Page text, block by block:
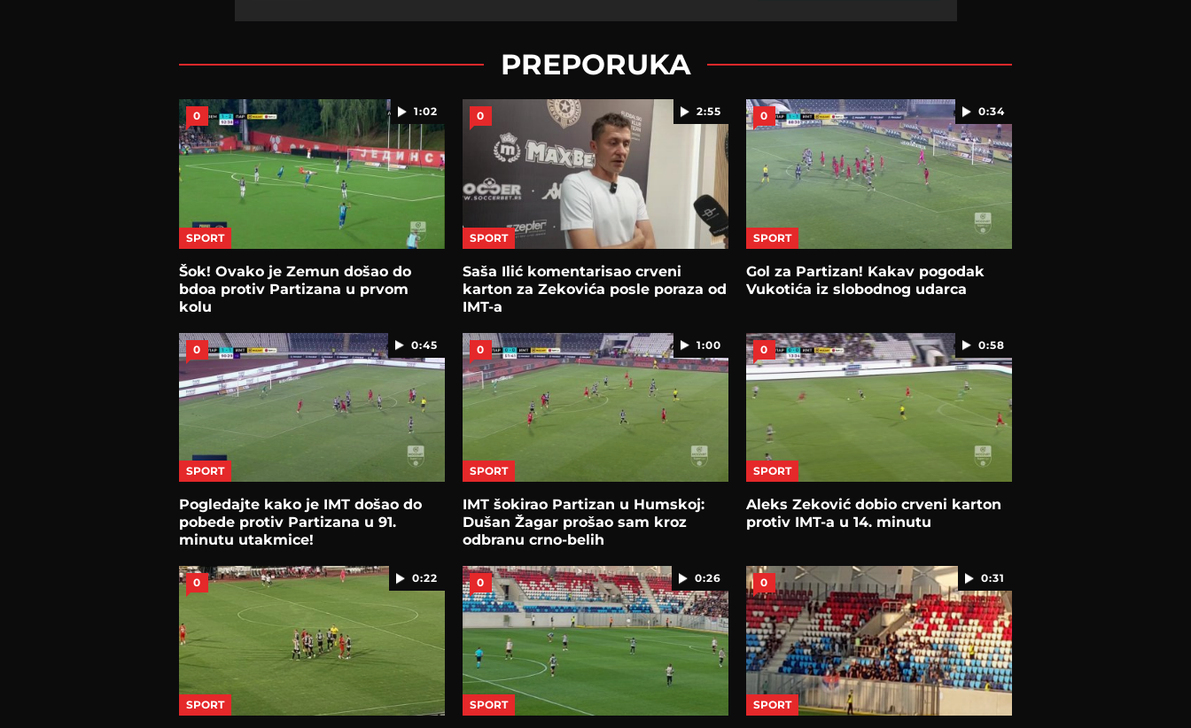
PREPORUKA
1:02
0
SPORT
Šok! Ovako je Zemun došao do
bdoa protiv Partizana u prvom
kolu
2:55
0
SPORT
Saša Ilić komentarisao crveni
karton za Zekovića posle poraza od
IMT-a
0:34
0
SPORT
Gol za Partizan! Kakav pogodak
Vukotića iz slobodnog udarca
0:45
0
SPORT
Pogledajte kako je IMT došao do
pobede protiv Partizana u 91.
minutu utakmice!
1:00
0
SPORT
IMT šokirao Partizan u Humskoj:
Dušan Žagar prošao sam kroz
odbranu crno-belih
0:58
0
SPORT
Aleks Zeković dobio crveni karton
protiv IMT-a u 14. minutu
0:22
0
SPORT
0:26
0
SPORT
0:31
0
SPORT